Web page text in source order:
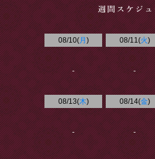
08/10(月 )
-
08/11(火)
-
08/13(木)
-
08/14(金)
-